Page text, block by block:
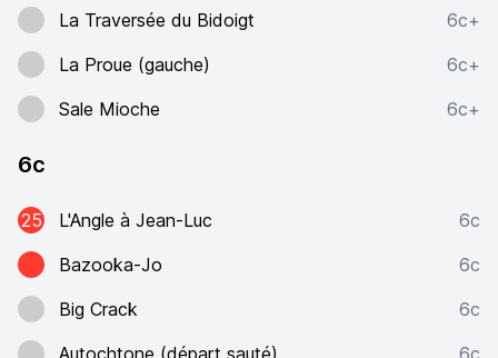
La Traversée du Bidoigt
6c+
La Proue (gauche)
6c+
Sale Mioche
6c+
6c
25 L'Angle à Jean-Luc
6c
Bazooka-Jo
6c
Big Crack
6c
Autochtone (départ sauté)
6c